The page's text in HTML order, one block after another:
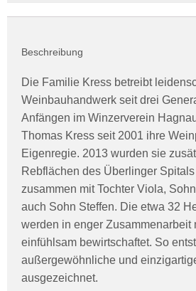
Beschreibung
Die Familie Kress betreibt
Weinbauhandwerk seit drei
Anfängen im Winzerverein
Thomas Kress seit 2001 ihre
Eigenregie. 2013 wurden sie
Rebflächen des Überlinger
zusammen mit Tochter Viola,
auch Sohn Steffen. Die etwa 32
werden in enger Zusammenarbeit
einfühlsam bewirtschaftet. So
außergewöhnliche und
ausgezeichnet.